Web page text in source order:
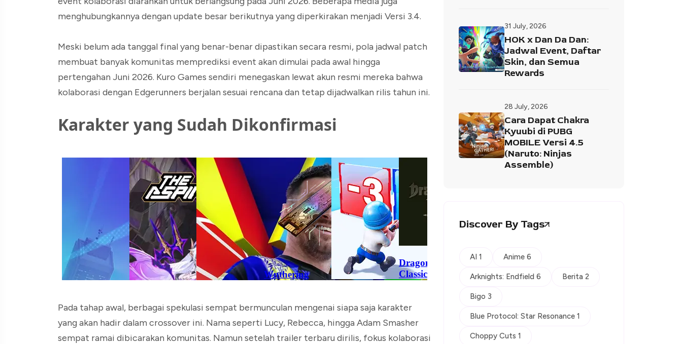
menghubungkannya dengan update besar berikutnya yang diperkirakan menjadi Versi 3.4.
Meski belum ada tanggal final yang benar-benar dipastikan secara resmi, pola jadwal patch
membuat banyak komunitas memprediksi event akan dimulai pada awal hingga
pertengahan Juni 2026. Kuro Games sendiri menegaskan lewat akun resmi mereka bahwa
kolaborasi dengan Edgerunners berjalan sesuai rencana dan tetap dijadwalkan rilis tahun ini.
Karakter yang Sudah Dikonfirmasi
Pada tahap awal, berbagai spekulasi sempat bermunculan mengenai siapa saja karakter
yang akan hadir dalam crossover ini. Nama seperti Lucy, Rebecca, hingga Adam Smasher
sempat ramai dibicarakan komunitas. Namun setelah trailer terbaru dirilis, fokus kolaborasi
31 July, 2026
HOK x Dan Da Dan:
Jadwal Event, Daftar
Skin, dan Semua
Rewards
28 July, 2026
Cara Dapat Chakra
Kyuubi di PUBG
MOBILE Versi 4.5
(Naruto: Ninjas
Assemble)
Discover By Tags
AI 1 Anime 6
Arknights: Endfield 6 Berita 2
Bigo 3
Blue Protocol: Star Resonance 1
Choppy Cuts 1